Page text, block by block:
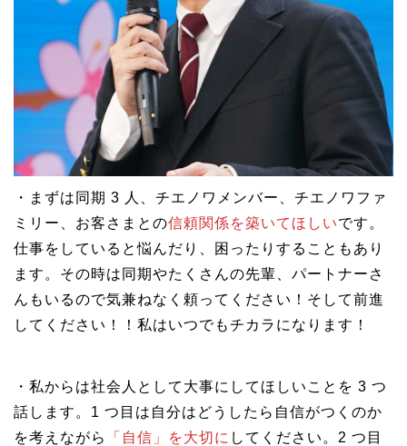
・まずは同期 3 人、チエノワメンバー、チエノワファ
ミリー、お客さまとの信頼関係を築いてほしいです。
仕事をしていると悩んだり、困ったりすることもあり
ます。その時は同期やたくさんの先輩、パートナーさ
んもいるので気兼ねなく頼ってください！そして前進
してください！！私はいつでもチカラになります！
・私からは社会人として大事にしてほしいことを 3 つ
話します。1 つ目は自分はどうしたら自信がつくのか
を考えながら
「自信」を大切に してください。2 つ目